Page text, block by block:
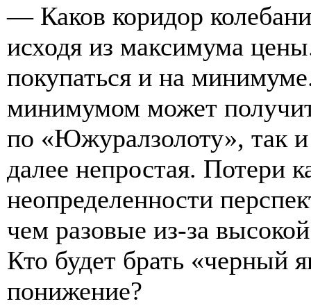
— Каков коридор
исходя из максимума
покупаться и на
минимумом может
по «Южуралзолоту», так
далее непростая. Потери
неопределенности
чем разовые из-за
Кто будет брать «черный
понижение?